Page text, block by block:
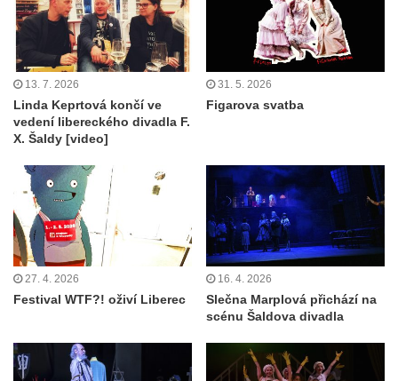
13. 7. 2026
Linda Keprtová končí ve
vedení libereckého divadla F.
X. Šaldy [video]
31. 5. 2026
Figarova svatba
27. 4. 2026
Festival WTF?! oživí Liberec
16. 4. 2026
Slečna Marplová přichází na
scénu Šaldova divadla